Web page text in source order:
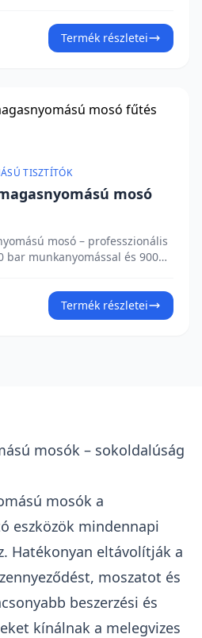
bypass szeleppel.
vízhozam 900 l/h. Beépített
manométer és falra
Termék részletei
TISZTÍTÓK
mosó
mosó – professzionális
bar munkanyomással és 900
biztosít. Sárgaréz
dugattyúval és bypass
garantál. A mosó
Termék részletei
mosók – sokoldalúság
mosók a
eszközök mindennapi
Hatékonyan eltávolítják a
moszatot és
beszerzési és
kínálnak a melegvizes